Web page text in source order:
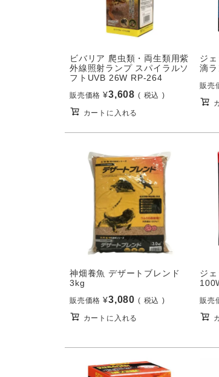
ビバリア 爬虫類・両生類用紫
外線照射ランプ スパイラルソ
フトUVB 26W RP-264
販売価格 ¥3,608 税込
カートに入れる
ジ
滴
販売
神畑養魚 デザートブレンド
3kg
販売価格 ¥3,080 税込
カートに入れる
ジ
販売